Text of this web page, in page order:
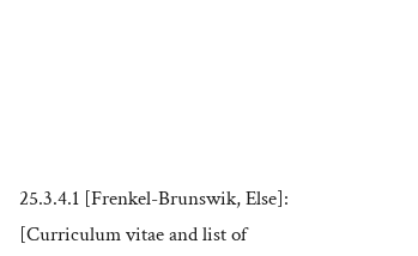
25.3.4.1 [Frenkel-Brunswik, Else]:
[Curriculum vitae and list of